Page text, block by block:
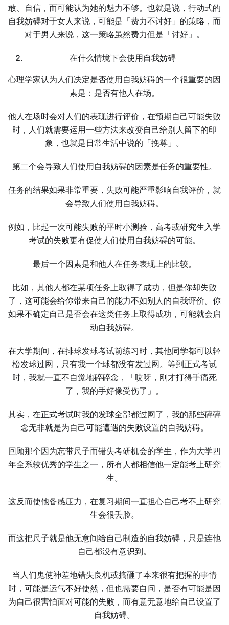
敢、自信，而可能认为她的魅力不够。也就是说，行动式的
自我妨碍对于女人来说，可能是「费力不讨好」的策略，而
对于男人来说，这一策略虽然费力但是「讨好」。
在什么情境下会使用自我妨碍
心理学家认为人们决定是否使用自我妨碍的一个很重要的因
素是：是否有他人在场。
他人在场时会对人们的表现进行评价，在预期自己可能失败
时，人们就需要运用一些方法来改变自己给别人留下的印
象，也就是日常生活中说的「挽尊」。
第二个会导致人们使用自我妨碍的因素是任务的重要性。
任务的结果如果非常重要，失败可能严重影响自我评价，就
会导致人们使用自我妨碍。
例如，比起一次可能失败的平时小测验，高考或研究生入学
考试的失败更有促使人们使用自我妨碍的可能。
最后一个因素是和他人在任务表现上的比较。
比如，其他人都在某项任务上取得了成功，但是你却失败
了，这可能会给你带来自己的能力不如别人的自我评价。你
如果不确定自己是否会在这类任务上取得成功，可能就会启
动自我妨碍。
在大学期间，在排球发球考试前练习时，其他同学都可以轻
松发球过网，只有我一个球都没有发过网。等到正式考试
时，我就一直不自觉地碎碎念，「哎呀，刚才打得手痛死
了，我的手好像受伤了」。
其实，在正式考试时我的发球全部都过网了，我的那些碎碎
念无非就是为自己可能遭遇的失败设置的自我妨碍。
回顾那个因为忘带尺子而错失考研机会的学生，作为大学四
年全系较优秀的学生之一，所有人都相信他一定能考上研究
生。
这反而使他备感压力，在复习期间一直担心自己考不上研究
生会很丢脸。
而这把尺子就是他无意间给自己制造的自我妨碍，只是连他
自己都没有意识到。
当人们鬼使神差地错失良机或搞砸了本来很有把握的事情
时，可能是运气不好使然，但也需要自问，是否有可能是因
为自己很害怕面对可能的失败，而有意无意地给自己设置了
自我妨碍。